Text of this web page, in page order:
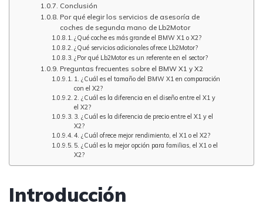
Conclusión
Por qué elegir los servicios de asesoría de
coches de segunda mano de Lb2Motor
¿Qué coche es más grande el BMW X1 o X2?
¿Qué servicios adicionales ofrece Lb2Motor?
¿Por qué Lb2Motor es un referente en el sector?
Preguntas frecuentes sobre el BMW X1 y X2
1. ¿Cuál es el tamaño del BMW X1 en comparación
con el X2?
2. ¿Cuál es la diferencia en el diseño entre el X1 y
el X2?
3. ¿Cuál es la diferencia de precio entre el X1 y el
X2?
4. ¿Cuál ofrece mejor rendimiento, el X1 o el X2?
5. ¿Cuál es la mejor opción para familias, el X1 o el
X2?
Introducción